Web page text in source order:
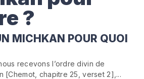
?
MICHKAN POUR QUOI
recevons l’ordre divin de
[Chemot, chapitre 25, verset 2],...